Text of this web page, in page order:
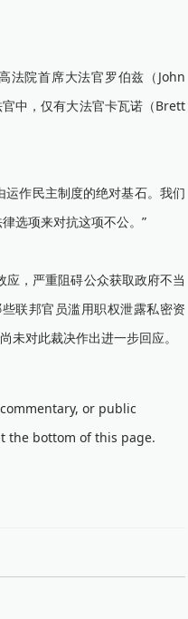
法院首席大法官罗伯兹（John
中，仅有大法官卡瓦诺（Brett
作民主制度的绝对基石。我们
选项来对抗这项不公。”
，严重阻碍公众获取政府不当
联邦官员滥用职权泄露私密资
对此裁决作出进一步回应。
or public
the bottom of this page.